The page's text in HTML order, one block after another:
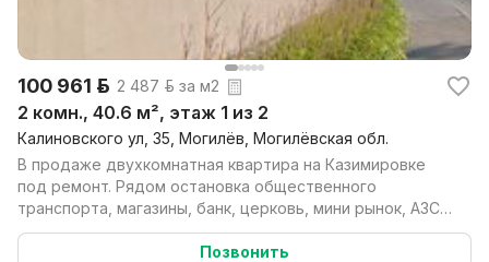
100 961 р. 2 487 р. за м2
2 комн., 40.6 м², этаж 1 из 2
Калиновского ул, 35, Могилёв, Могилёвская обл.
В продаже двухкомнатная квартира на Казимировке
под ремонт. Рядом остановка общественного
транспорта, магазины, банк, церковь, мини рынок, АЗС,
ТЦ...
Позвонить